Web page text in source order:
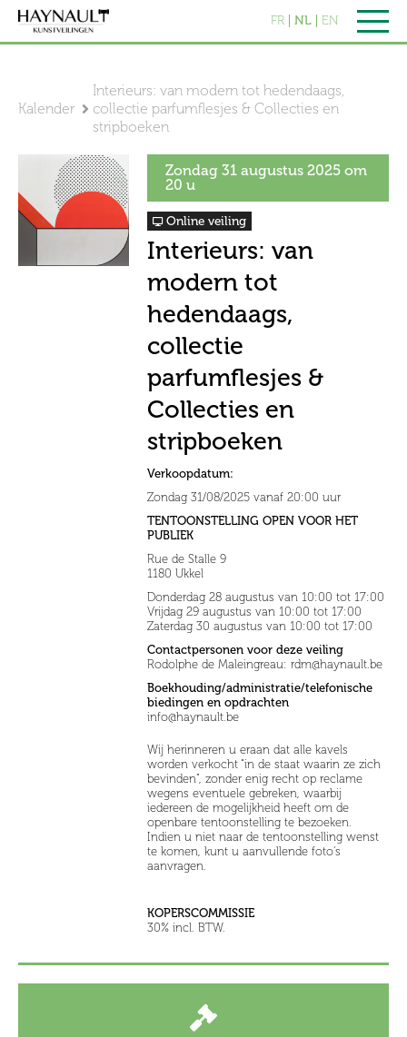
FR NL EN
Kalender
Interieurs: van modern tot hedendaags,
collectie parfumflesjes & Collecties en
stripboeken
Zondag 31 augustus 2025 om
20 u
Online veiling
Interieurs: van
modern tot
hedendaags,
collectie
parfumflesjes &
Collecties en
stripboeken
Verkoopdatum:
Zondag 31/08/2025 vanaf 20:00 uur
TENTOONSTELLING OPEN VOOR HET
PUBLIEK
Rue de Stalle 9
1180 Ukkel
Donderdag 28 augustus van 10:00 tot 17:00
Vrijdag 29 augustus van 10:00 tot 17:00
Zaterdag 30 augustus van 10:00 tot 17:00
Contactpersonen voor deze veiling
Rodolphe de Maleingreau: rdm@haynault.be
Boekhouding/administratie/telefonische
biedingen en opdrachten
info@haynault.be
Wij herinneren u eraan dat alle kavels
worden verkocht “in de staat waarin ze zich
bevinden”, zonder enig recht op reclame
wegens eventuele gebreken, waarbij
iedereen de mogelijkheid heeft om de
openbare tentoonstelling te bezoeken.
Indien u niet naar de tentoonstelling wenst
te komen, kunt u aanvullende foto's
aanvragen.
KOPERSCOMMISSIE
30% incl. BTW.